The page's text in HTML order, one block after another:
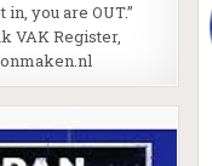
in, you are OUT.”
VAK Register,